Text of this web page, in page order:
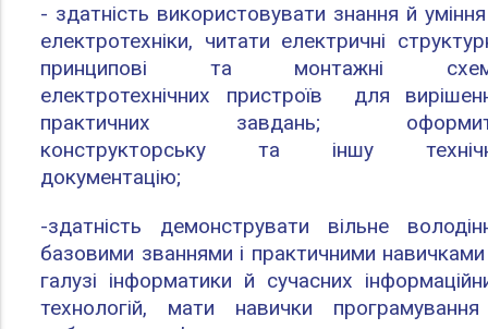
- здатність використовувати знання й
електротехніки, читати електричні
принципові та монтажні
електротехнічних пристроїв для
практичних завдань;
конструкторську та іншу
документацію;
-здатність демонструвати вільне
базовими званнями і практичними
галузі інформатики й сучасних
технологій, мати навички